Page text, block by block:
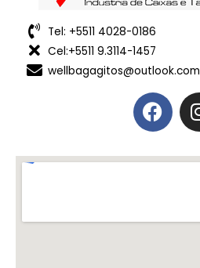
Tel: +5511 4028-0186
Cel:+5511 9.3114-1457
wellbagagitos@outlook.com